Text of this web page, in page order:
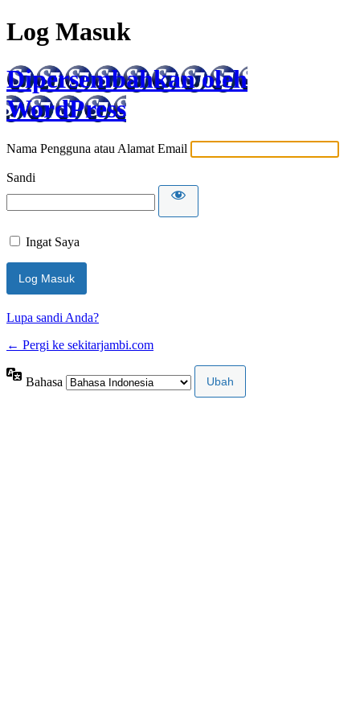
Log Masuk
Dipersembahkan oleh
WordPress
Nama Pengguna atau Alamat Email
Sandi
Ingat Saya
Lupa sandi Anda?
← Pergi ke sekitarjambi.com
Bahasa